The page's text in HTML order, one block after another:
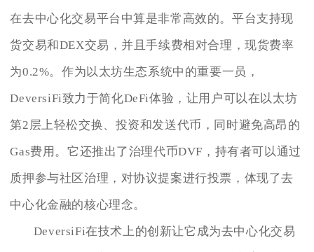
在去中心化交易平台中算是非常高效的。平台支持现
货交易和DEX交易，并且手续费相对合理，现货费率
为0.2%。作为以太坊生态系统中的重要一员，
DeversiFi致力于简化DeFi体验，让用户可以在以太坊
第2层上轻松交换、投资和发送代币，同时避免高昂的
Gas费用。它还推出了治理代币DVF，持有者可以通过
质押参与社区治理，对协议提案进行投票，体现了去
中心化金融的核心理念。
DeversiFi在技术上的创新让它成为去中心化交易